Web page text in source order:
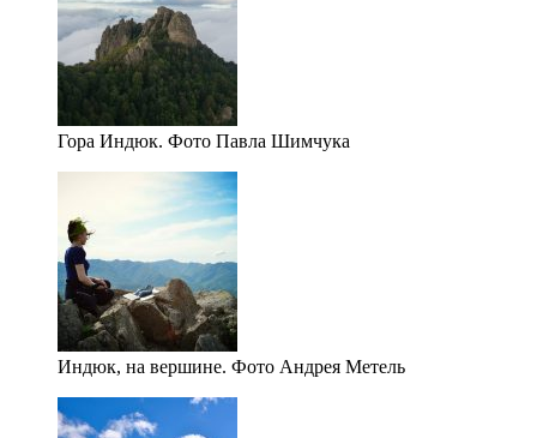
Гора Индюк. Фото Павла Шимчука
Индюк, на вершине. Фото Андрея Метель